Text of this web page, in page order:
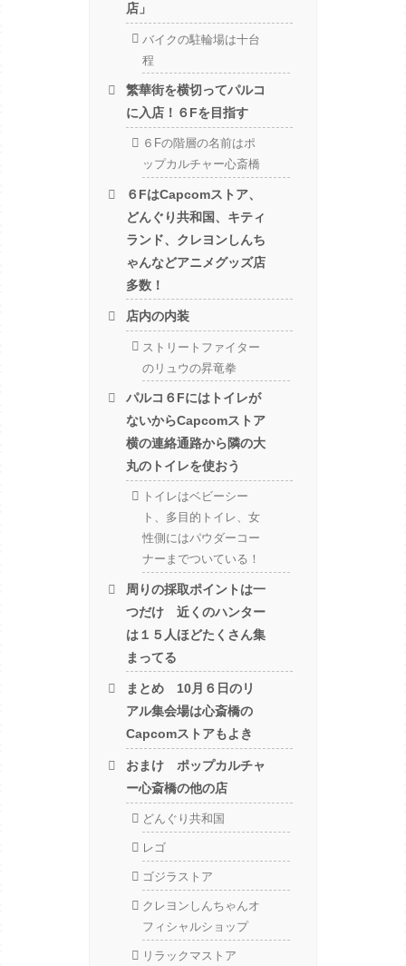
店」
バイクの駐輪場は十台
程
繁華街を横切ってパルコ
に入店！６Fを目指す
６Fの階層の名前はポ
ップカルチャー心斎橋
６FはCapcomストア、
どんぐり共和国、キティ
ランド、クレヨンしんち
ゃんなどアニメグッズ店
多数！
店内の内装
ストリートファイター
のリュウの昇竜拳
パルコ６Fにはトイレが
ないからCapcomストア
横の連絡通路から隣の大
丸のトイレを使おう
トイレはベビーシー
ト、多目的トイレ、女
性側にはパウダーコー
ナーまでついている！
周りの採取ポイントは一
つだけ 近くのハンター
は１５人ほどたくさん集
まってる
まとめ 10月６日のリ
アル集会場は心斎橋の
Capcomストアもよき
おまけ ポップカルチャ
ー心斎橋の他の店
どんぐり共和国
レゴ
ゴジラストア
クレヨンしんちゃんオ
フィシャルショップ
リラックマストア